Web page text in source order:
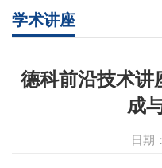
学术讲座
德科前沿技术讲
成
日期